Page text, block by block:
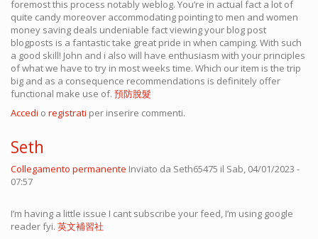
foremost this process notably weblog. You’re in actual fact a lot of
quite candy moreover accommodating pointing to men and women
money saving deals undeniable fact viewing your blog post
blogposts is a fantastic take great pride in when camping. With such
a good skill! John and i also will have enthusiasm with your principles
of what we have to try in most weeks time. Which our item is the trip
big and as a consequence recommendations is definitely offer
functional make use of. 預防脫髮
Accedi o registrati per inserire commenti.
Seth
Collegamento permanente Inviato da Seth65475 il Sab, 04/01/2023 -
07:57
I’m having a little issue I cant subscribe your feed, I’m using google
reader fyi. 英文補習社